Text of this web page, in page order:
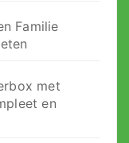
Familie
met
en